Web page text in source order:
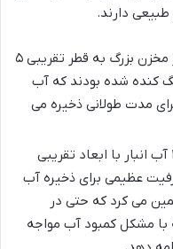
دارند.
در قسمت شمال شرقی قلعه، چهار مخزن بزرگ به قطر تقریبی ۵
کنده شده بودند که آب
مدت طولانی ذخیره می
در قسمت غربی قلعه نیز، تعداد ۱۱ آب انبار با ابعاد تقریبی
که ظرفیت عظیمی برای ذخیره آب
می کرد که حتی در
با مشکل کمبود آب مواجه